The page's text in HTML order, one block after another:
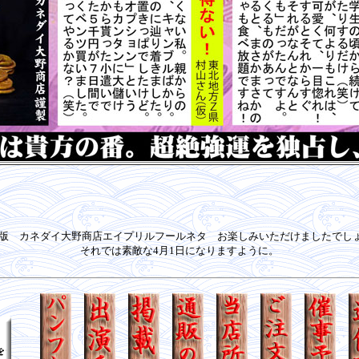
カネダイ大野商店エイプリルフールネタ お楽しみいただけましたでし
それでは素敵な4月1日になりますように。